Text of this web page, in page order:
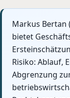
Markus Bertan
bietet
Risiko: Ablauf,
Abgrenzung